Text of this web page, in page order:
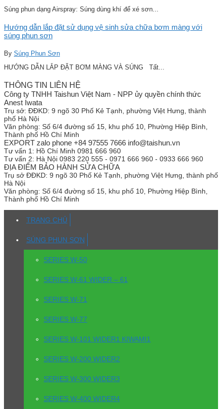
Súng phun dạng Airspray: Súng dùng khí để xé sơn...
Hướng dẫn lắp đặt sử dụng vệ sinh sửa chữa bơm màng với
súng phun sơn
By Súng Phun Sơn
HƯỚNG DẪN LẮP ĐẶT BƠM MÀNG VÀ SÚNG Tất...
THÔNG TIN LIÊN HỆ
Công ty TNHH Taishun Việt Nam - NPP ủy quyền chính thức
Anest Iwata
Trụ sở: ĐĐKD: 9 ngõ 30 Phố Kẻ Tạnh, phường Việt Hưng, thành
phố Hà Nội
Văn phòng: Số 6/4 đường số 15, khu phố 10, Phường Hiệp Bình,
Thành phố Hồ Chí Minh
EXPORT zalo phone +84 97555 7666 info@taishun.vn
Tư vấn 1: Hồ Chí Minh 0981 666 960
Tư vấn 2: Hà Nội 0983 220 555 - 0971 666 960 - 0933 666 960
ĐỊA ĐIỂM BẢO HÀNH SỬA CHỮA
Trụ sở ĐĐKD: 9 ngõ 30 Phố Kẻ Tạnh, phường Việt Hưng, thành phố
Hà Nội
Văn phòng: Số 6/4 đường số 15, khu phố 10, Phường Hiệp Bình,
Thành phố Hồ Chí Minh
TRANG CHỦ
SÚNG PHUN SƠN
SERIES W-50
SERIES W-61 WIDER – 61
SERIES W-71
SERIES W-77
SERIES W-101 WIDER1 KIWAMI1
SERIES W-200 WIDER2
SERIES W-300 WIDER3
SERIES W-400 WIDER4